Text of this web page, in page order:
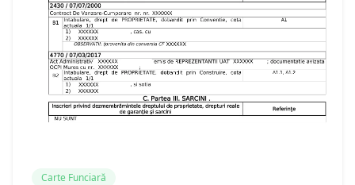
Carte Funciară